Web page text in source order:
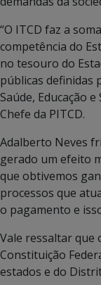
“O ITCD faz a
competência do
no tesouro do
públicas definidas
Saúde, Educação
Chefe da PITCD.
Adalberto Neves
gerado um efeito
que obtivemos
processos que
o pagamento e
Vale ressaltar que
Constituição
estados e do